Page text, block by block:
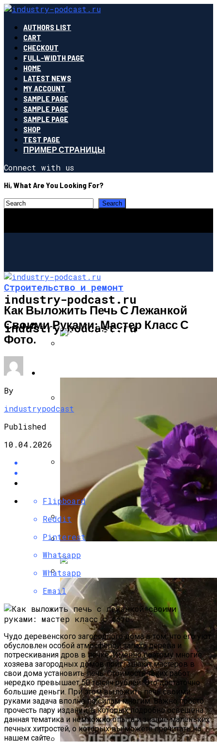
AUTHORS LIST
CART
CHECKOUT
FULL-WIDTH PAGE
HOME
LATEST NEWS
MY ACCOUNT
SAMPLE PAGE
SAMPLE PAGE
SAMPLE PAGE
SHOP
TEST PAGE
ПРИМЕР СТРАНИЦЫ
Connect with us
Hi, What Are You Looking For?
industry-podcast.ru
industry-podcast.ru
СТРОИТЕЛЬСТВО И РЕМОНТ
Угловой Камин Из Кирпича: Порядовка,
Несъемная Опалубка Для Фундамента:
«лего» Для Ленточного Фундамента
Как Правильно Залить Фундамент Под
Дом: Алгоритм Работ
Опалубка Для Фундамента Своими
Руками: Делаем Правильно
Эустома: Выращивание Из Семян В
Домашних Условиях
Строительство и ремонт
Как Выложить Печь С Лежанкой
Своими Руками: Мастер Класс С
Фото.
By
industrypodcast
Published
10.04.2026
Flipboard
Reddit
Pinterest
Whatsapp
Whatsapp
Email
Чудо деревенского загородного дома в том, что его уют
обусловлен особой атмосферой запаха дерева и
потрескивания дров в печке. Именно поэтому многие
хозяева загородных домов приглашают мастеров в
свои дома установить печь. Стоимость таких работ
нередко превышает 50 тысяч рублей. Это достаточно
большие деньги. При этом выложить печь своими
руками задача вполне по силам многим. Важно просто
прочесть пару изданий, в которых подробно освещена
данная тематика и немножко опыта и знание маленьких
печных хитростей, о которых вы можете прочитать на
нашем сайте.